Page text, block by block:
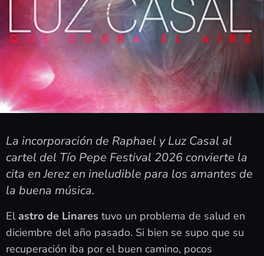
La incorporación de Raphael y Luz Casal al
cartel del Tío Pepe Festival 2026 convierte la
cita en Jerez en ineludible para los amantes de
la buena música.
Elastro de Linares tuvo un problema de salud en
diciembre del año pasado. Si bien se supo que su
recuperación iba por el buen camino, pocos